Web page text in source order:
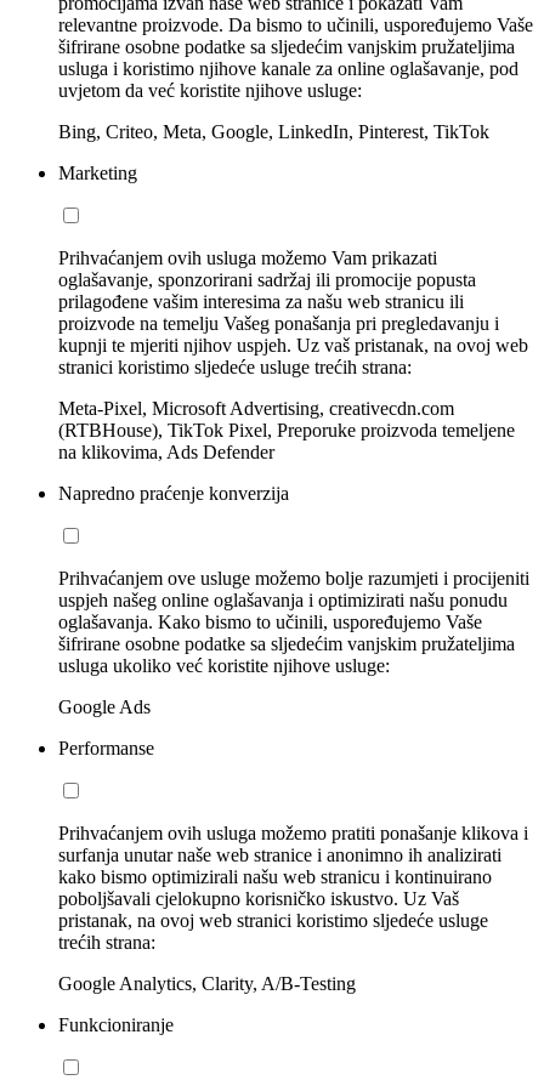
relevantne proizvode. Da bismo to učinili, uspoređujemo Vaše
šifrirane osobne podatke sa sljedećim vanjskim pružateljima
usluga i koristimo njihove kanale za online oglašavanje, pod
uvjetom da već koristite njihove usluge:
Bing, Criteo, Meta, Google, LinkedIn, Pinterest, TikTok
Marketing
Prihvaćanjem ovih usluga možemo Vam prikazati
oglašavanje, sponzorirani sadržaj ili promocije popusta
prilagođene vašim interesima za našu web stranicu ili
proizvode na temelju Vašeg ponašanja pri pregledavanju i
kupnji te mjeriti njihov uspjeh. Uz vaš pristanak, na ovoj web
stranici koristimo sljedeće usluge trećih strana:
Meta-Pixel, Microsoft Advertising, creativecdn.com
(RTBHouse), TikTok Pixel, Preporuke proizvoda temeljene
na klikovima, Ads Defender
Napredno praćenje konverzija
Prihvaćanjem ove usluge možemo bolje razumjeti i procijeniti
uspjeh našeg online oglašavanja i optimizirati našu ponudu
oglašavanja. Kako bismo to učinili, uspoređujemo Vaše
šifrirane osobne podatke sa sljedećim vanjskim pružateljima
usluga ukoliko već koristite njihove usluge:
Google Ads
Performanse
Prihvaćanjem ovih usluga možemo pratiti ponašanje klikova i
surfanja unutar naše web stranice i anonimno ih analizirati
kako bismo optimizirali našu web stranicu i kontinuirano
poboljšavali cjelokupno korisničko iskustvo. Uz Vaš
pristanak, na ovoj web stranici koristimo sljedeće usluge
trećih strana:
Google Analytics, Clarity, A/B-Testing
Funkcioniranje